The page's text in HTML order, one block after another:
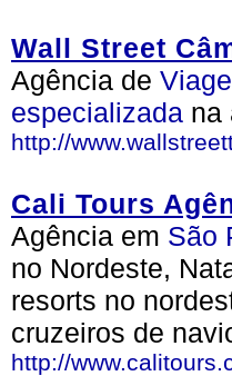
Wall Street
Agência de
especializada na
http://
Cali Tours
Agência em São
no Nordeste,
resorts no
cruzeiros de
http://